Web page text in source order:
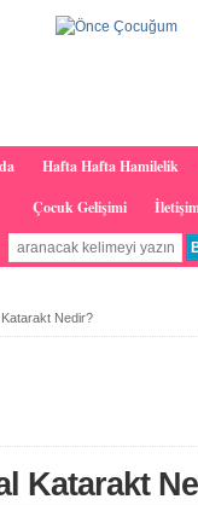
Hafta Hafta Hamilelik
Çocuk Gelişimi
Nedir?
Katarakt